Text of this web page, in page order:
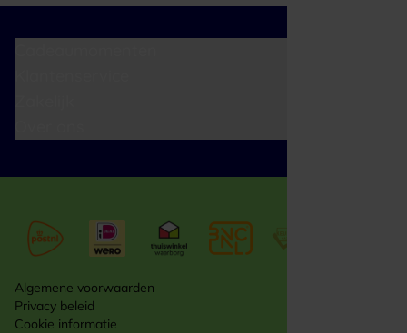
Algemene voorwaarden
Privacy beleid
Cookie informatie